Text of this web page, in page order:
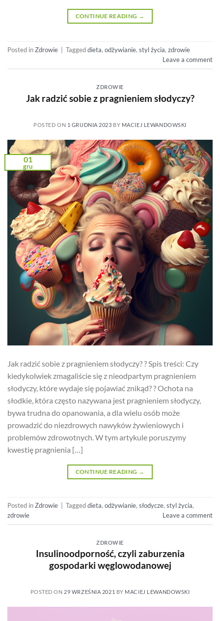
CONTINUE READING →
Posted inZdrowie Taggeddieta, odżywianie, styl życia, zdrowie
Leave a comment
ZDROWIE
Jak radzić sobie z pragnieniem słodyczy?
POSTED ON 1 GRUDNIA 2023 BY MACIEJ LEWANDOWSKI
01
gru
Jak radzić sobie z pragnieniem słodyczy? ? Spis treści: Czy
kiedykolwiek zmagaliście się z nieodpartym pragnieniem
słodyczy, które wydaje się pojawiać znikąd? ?️ Ochota na
słodkie, która często nazywana jest pragnieniem słodyczy,
bywa trudna do opanowania, a dla wielu osób może
prowadzić do niezdrowych nawyków żywieniowych i
problemów zdrowotnych. W tym artykule poruszymy
kwestię pragnienia […]
CONTINUE READING →
Posted inZdrowie Taggeddieta, odżywianie, słodycze, styl życia,
zdrowie
Leave a comment
ZDROWIE
Insulinoodporność, czyli zaburzenia
gospodarki węglowodanowej
POSTED ON 29 WRZEŚNIA 2021 BY MACIEJ LEWANDOWSKI